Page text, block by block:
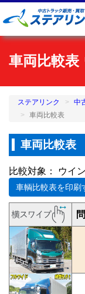
車両比較
ステアリンク 中
車両比較表
車両比較表
比較対象： ウイ
車輌比較表を印刷